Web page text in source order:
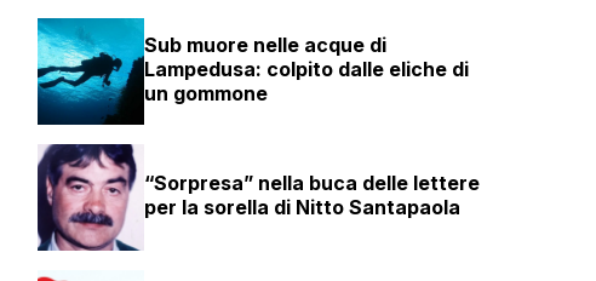
Sub muore nelle acque di
Lampedusa: colpito dalle eliche di
un gommone
“Sorpresa” nella buca delle lettere
per la sorella di Nitto Santapaola